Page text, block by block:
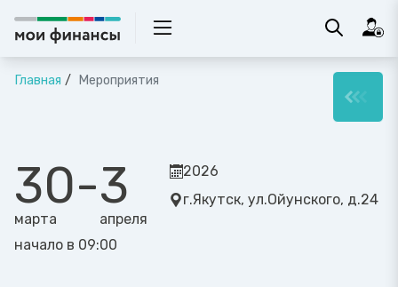
Главная Мероприятия
30
марта
-3
апреля
начало в 09:00
2026
г.Якутск, ул.Ойунского, д.24